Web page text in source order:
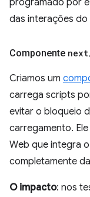
das interações do
Componente next
Criamos um
carrega scripts
evitar o bloqueio
carregamento.
Web que integra o
completamente
O impacto: nos